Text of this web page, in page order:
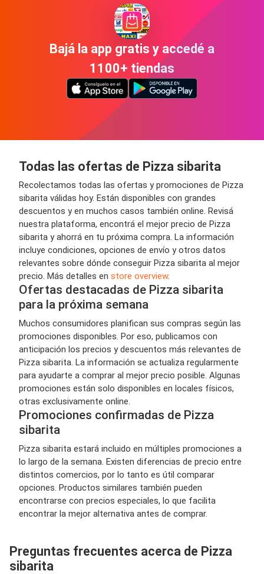
Bajá la app gratis y accedé a
1100+ tiendas
Todas las ofertas de Pizza sibarita
Recolectamos todas las ofertas y promociones de Pizza
sibarita válidas hoy. Están disponibles con grandes
descuentos y en muchos casos también online. Revisá
nuestra plataforma, encontrá el mejor precio de Pizza
sibarita y ahorrá en tu próxima compra. La información
incluye condiciones, opciones de envío y otros datos
relevantes sobre dónde conseguir Pizza sibarita al mejor
precio. Más detalles en store overview.
Ofertas destacadas de Pizza sibarita
para la próxima semana
Muchos consumidores planifican sus compras según las
promociones disponibles. Por eso, publicamos con
anticipación los precios y descuentos más relevantes de
Pizza sibarita. La información se actualiza regularmente
para ayudarte a comprar al mejor precio posible. Algunas
promociones están solo disponibles en locales físicos,
otras exclusivamente online.
Promociones confirmadas de Pizza
sibarita
Pizza sibarita estará incluido en múltiples promociones a
lo largo de la semana. Existen diferencias de precio entre
distintos comercios, por lo tanto es útil comparar
opciones. Productos similares también pueden
encontrarse con precios especiales, lo que facilita
encontrar la mejor alternativa antes de comprar.
Preguntas frecuentes acerca de Pizza
sibarita